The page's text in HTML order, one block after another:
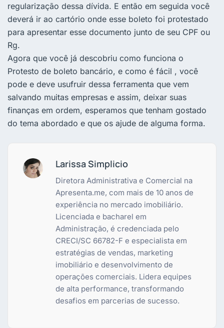
regularização dessa dívida. E então em seguida você
deverá ir ao cartório onde esse boleto foi protestado
para apresentar esse documento junto de seu CPF ou
Rg.
Agora que você já descobriu como funciona o
Protesto de boleto bancário, e como é fácil , você
pode e deve usufruir dessa ferramenta que vem
salvando muitas empresas e assim, deixar suas
finanças em ordem, esperamos que tenham gostado
do tema abordado e que os ajude de alguma forma.
Larissa Simplicio
Diretora Administrativa e Comercial na
Apresenta.me, com mais de 10 anos de
experiência no mercado imobiliário.
Licenciada e bacharel em
Administração, é credenciada pelo
CRECI/SC 66782-F e especialista em
estratégias de vendas, marketing
imobiliário e desenvolvimento de
operações comerciais. Lidera equipes
de alta performance, transformando
desafios em parcerias de sucesso.